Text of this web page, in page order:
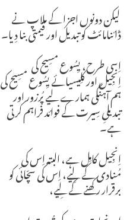
لیکن دونوں اجزا کے ملاپ نے
ڈائنامائٹ کو تبدیل اور قیمتی بنا دِیا۔
اِسی طرح، یِسُوع مسِیح کی
اِنجِیلاور کلِیسیائے یِسُوع مسِیح کی
ہم آہنگی ہمارے لیے پُرزور اور
تبدیلیِ سِیرت کے فوائد فراہم کرتی
ہے۔
اِنجِیل کامِل ہے، البتہ اِس کی
مُنادی کے لِیے، اِس کی سچّائی کو
برقرار رکھنے کے لِیے،